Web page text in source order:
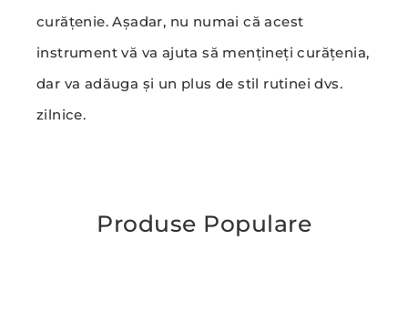
curățenie. Așadar, nu numai că acest
instrument vă va ajuta să mențineți curățenia,
dar va adăuga și un plus de stil rutinei dvs.
zilnice.
Produse Populare